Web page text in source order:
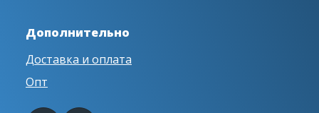
Дополнительно
Доставка и оплата
Опт